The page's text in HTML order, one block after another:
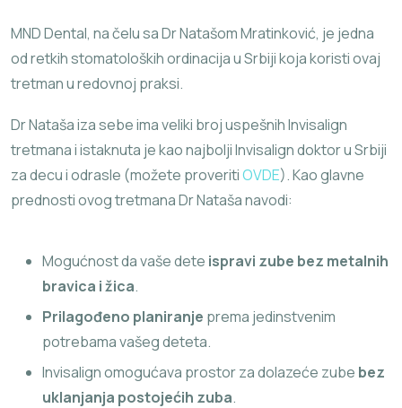
MND Dental, na čelu sa Dr Natašom Mratinković, je jedna
od retkih stomatoloških ordinacija u Srbiji koja koristi ovaj
tretman u redovnoj praksi.
Dr Nataša iza sebe ima veliki broj uspešnih Invisalign
tretmana i istaknuta je kao najbolji Invisalign doktor u Srbiji
za decu i odrasle (možete proveritiOVDE). Kao glavne
prednosti ovog tretmana Dr Nataša navodi:
Mogućnost da vaše dete ispravi zube bez metalnih
bravica i žica.
Prilagođeno planiranje prema jedinstvenim
potrebama vašeg deteta.
Invisalign omogućava prostor za dolazeće zube bez
uklanjanja postojećih zuba.